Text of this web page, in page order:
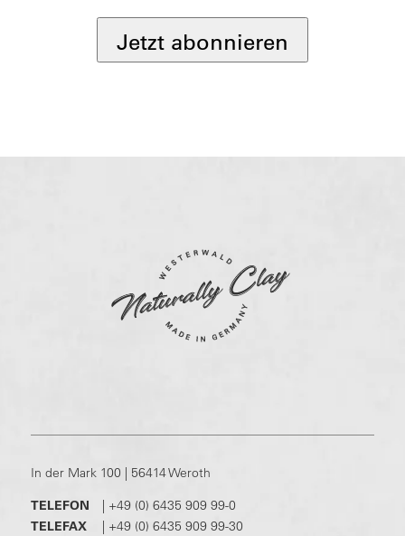
Jetzt abonnieren
In der Mark 100 | 56414 Weroth
TELEFON
+49 (0) 6435 909 99-0
TELEFAX
+49 (0) 6435 909 99-30